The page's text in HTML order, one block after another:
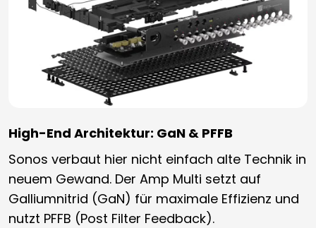
High-End Architektur: GaN & PFFB
Sonos verbaut hier nicht einfach alte Technik in
neuem Gewand. Der Amp Multi setzt auf
Galliumnitrid (GaN) für maximale Effizienz und
nutzt PFFB (Post Filter Feedback).